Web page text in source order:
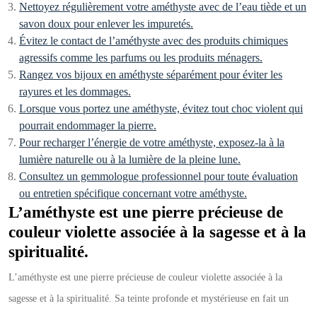
Nettoyez régulièrement votre améthyste avec de l’eau tiède et un
savon doux pour enlever les impuretés.
Évitez le contact de l’améthyste avec des produits chimiques
agressifs comme les parfums ou les produits ménagers.
Rangez vos bijoux en améthyste séparément pour éviter les
rayures et les dommages.
Lorsque vous portez une améthyste, évitez tout choc violent qui
pourrait endommager la pierre.
Pour recharger l’énergie de votre améthyste, exposez-la à la
lumière naturelle ou à la lumière de la pleine lune.
Consultez un gemmologue professionnel pour toute évaluation
ou entretien spécifique concernant votre améthyste.
L’améthyste est une pierre précieuse de
couleur violette associée à la sagesse et à la
spiritualité.
L’améthyste est une pierre précieuse de couleur violette associée à la
sagesse et à la spiritualité. Sa teinte profonde et mystérieuse en fait un